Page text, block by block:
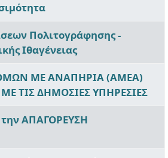
Πολιτογράφησης -
Ιθαγένειας
ΜΕ ΑΝΑΠΗΡΙΑ (ΑΜΕΑ)
ΤΙΣ ΔΗΜΟΣΙΕΣ ΥΠΗΡΕΣΙΕΣ
την ΑΠΑΓΟΡΕΥΣΗ